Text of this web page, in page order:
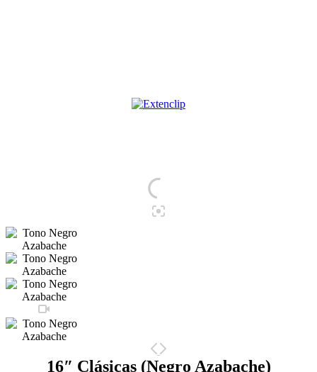
16″ Clásicas (Negro Azabache)